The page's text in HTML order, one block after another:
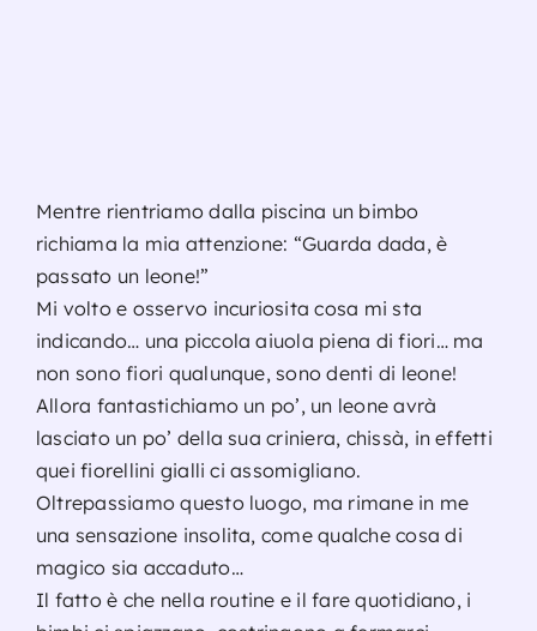
Mentre rientriamo dalla piscina un bimbo
richiama la mia attenzione: “Guarda dada, è
passato un leone!”
Mi volto e osservo incuriosita cosa mi sta
indicando… una piccola aiuola piena di fiori… ma
non sono fiori qualunque, sono denti di leone!
Allora fantastichiamo un po’, un leone avrà
lasciato un po’ della sua criniera, chissà, in effetti
quei fiorellini gialli ci assomigliano.
Oltrepassiamo questo luogo, ma rimane in me
una sensazione insolita, come qualche cosa di
magico sia accaduto…
Il fatto è che nella routine e il fare quotidiano, i